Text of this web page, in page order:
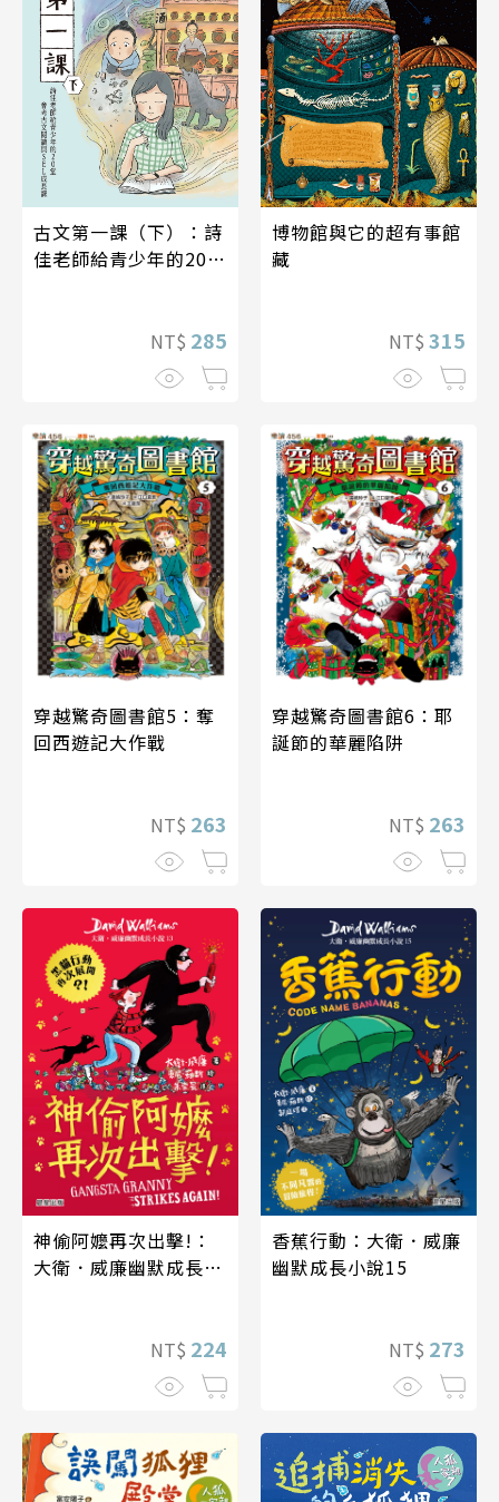
古文第一課（下）：詩
佳老師給青少年的20堂
NT$ 285
博物館與它的超有事館
藏
NT$ 315
穿越驚奇圖書館5：奪
回西遊記大作戰
NT$ 263
穿越驚奇圖書館6：耶
誕節的華麗陷阱
NT$ 263
神偷阿嬤再次出擊!：
大衛．威廉幽默成長小
NT$ 224
香蕉行動：大衛．威廉
幽默成長小說15
NT$ 273